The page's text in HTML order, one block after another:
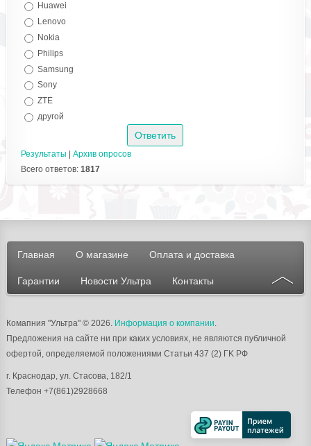
Huawei
Lenovo
Nokia
Philips
Samsung
Sony
ZTE
другой
Результаты
Архив опросов
Всего ответов: 1817
Главная О магазине Оплата и доставка
Гарантии Новости Ультра Контакты
Комапния "Ультра"© 2026. Информация о компании.
Предложения на сайте ни при каких условиях, не являются публичной
офертой, определяемой положениями Статьи 437 (2) ГK РФ
г. Краснодар, ул. Стасова, 182/1
Телефон +7(861)2928668